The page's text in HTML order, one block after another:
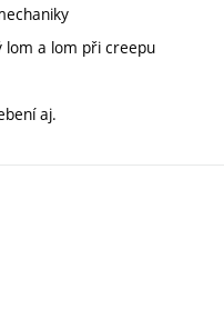
lom a lom při creepu
aj.